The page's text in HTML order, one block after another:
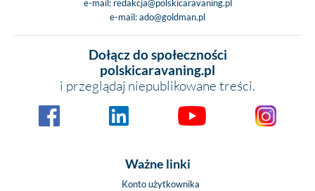
e-mail: redakcja@polskicaravaning.pl
e-mail:ado@goldman.pl
Dołącz do społeczności
polskicaravaning.pl
i przeglądaj niepublikowane treści.
Ważne linki
Konto użytkownika